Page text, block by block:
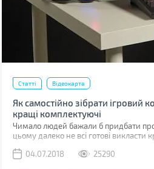
Статті Відеокарта
Як самостійно зібрати ігровий
кращі комплектуючі
Чимало людей бажали б придбати
цьому далеко не всі готові викласти
підібрати комплектуючі самостійно.
04.07.2018 25290